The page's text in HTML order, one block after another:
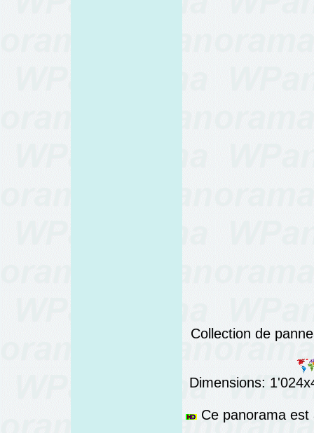
Collection de
Dimensions:
Ce panorama est